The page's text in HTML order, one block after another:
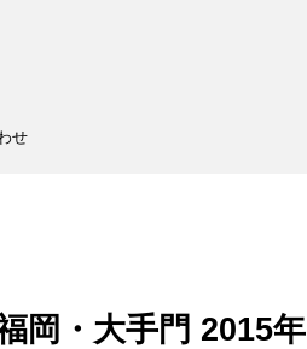
せ
岡・大手門 2015年